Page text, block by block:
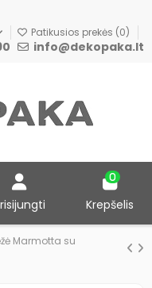
Patikusios prekės (0)
info@dekopaka.lt
0
Krepšelis
Marmotta su